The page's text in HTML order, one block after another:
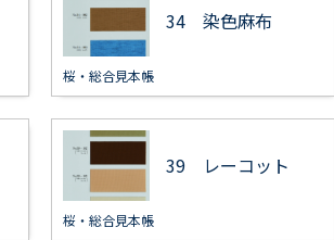
34 染色麻布
桜・総合見本帳
39 レーコット
桜・総合見本帳